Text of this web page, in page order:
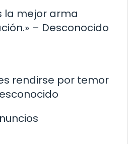
la mejor arma
– Desconocido
rendirse por temor